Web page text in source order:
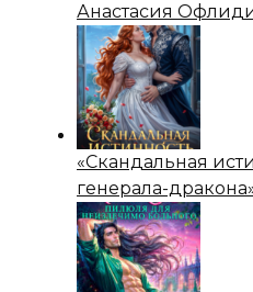
Анастасия
«Скандальная
генерала-